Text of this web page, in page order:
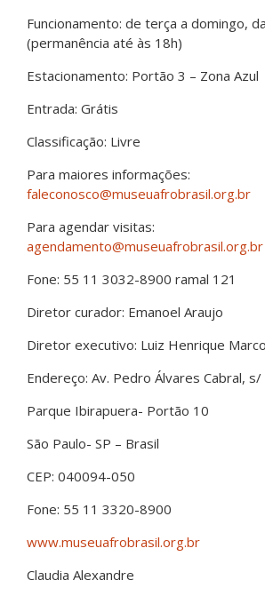
Funcionamento: de terça a domingo,
(permanência até às 18h)
Estacionamento: Portão 3 – Zona Azul
Entrada: Grátis
Classificação: Livre
Para maiores informações:
faleconosco@museuafrobrasil.org.br
Para agendar visitas:
agendamento@museuafrobrasil.org.br
Fone: 55 11 3032-8900 ramal 121
Diretor curador: Emanoel Araujo
Diretor executivo: Luiz Henrique
Endereço: Av. Pedro Álvares Cabral, s/
Parque Ibirapuera- Portão 10
São Paulo- SP – Brasil
CEP: 040094-050
Fone: 55 11 3320-8900
www.museuafrobrasil.org.br
Claudia Alexandre